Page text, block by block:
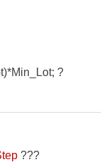
)*Min_Lot; ?
???